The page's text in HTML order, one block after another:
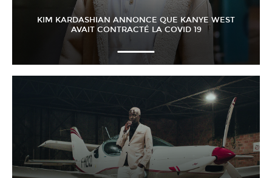
KIM KARDASHIAN ANNONCE QUE KANYE WEST
AVAIT CONTRACTÉ LA COVID 19